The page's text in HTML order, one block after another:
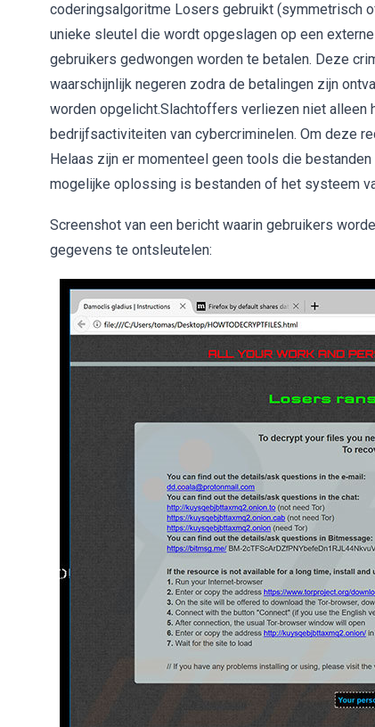
coderingsalgoritme Losers gebruikt (symmetrisch
unieke sleutel die wordt opgeslagen op een
gebruikers gedwongen worden te betalen. Deze
waarschijnlijk negeren zodra de betalingen zijn
worden opgelicht.Slachtoffers verliezen niet alleen
bedrijfsactiviteiten van cybercriminelen. Om deze
Helaas zijn er momenteel geen tools die
mogelijke oplossing is bestanden of het systeem
Screenshot van een bericht waarin gebruikers
gegevens te ontsleutelen: